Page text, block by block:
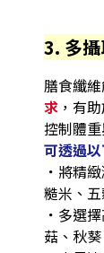
3. 多
膳食纖
求，有
控制體
可透過
． 將精
糙米、
． 多選
菇、秋